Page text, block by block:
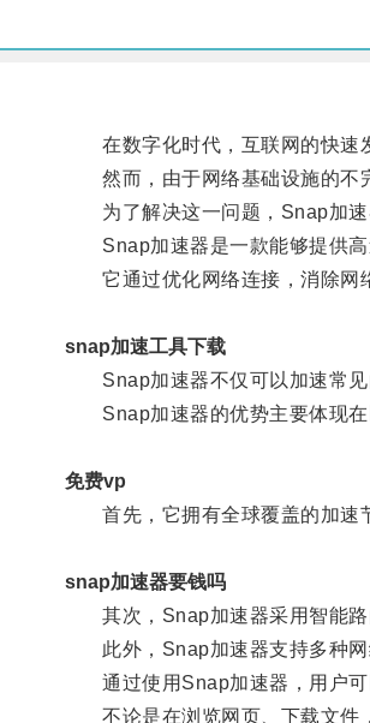
在数字化时代，互联网的快速
然而，由于网络基础设施的不完
为了解决这一问题，Snap加速
Snap加速器是一款能够提供高
它通过优化网络连接，消除网络
snap加速工具下载
Snap加速器不仅可以加速常见
Snap加速器的优势主要体现在
免费vp
首先，它拥有全球覆盖的加速节
snap加速器要钱吗
其次，Snap加速器采用智能路
此外，Snap加速器支持多种网
通过使用Snap加速器，用户可
不论是在浏览网页、下载文件，